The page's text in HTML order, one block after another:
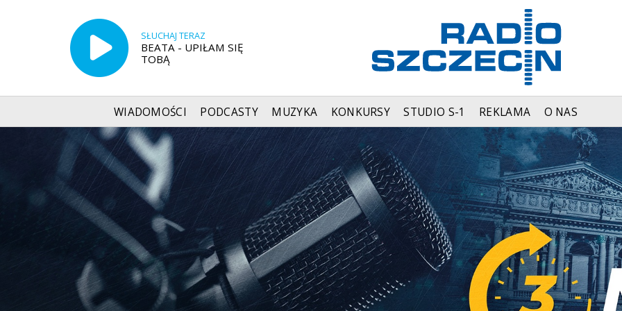
SŁUCHAJ TERAZ
BEATA - UPIŁAM SIĘ
TOBĄ
WIADOMOŚCI PODCASTY MUZYKA KONKURSY STUDIO S-1 REKLAMA O NAS